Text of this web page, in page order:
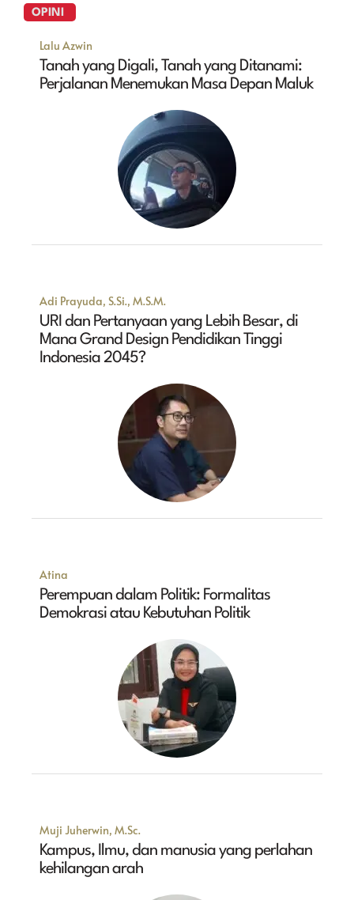
OPINI
Lalu Azwin
Tanah yang Digali, Tanah yang Ditanami:
Perjalanan Menemukan Masa Depan Maluk
Adi Prayuda, S.Si., M.S.M.
URI dan Pertanyaan yang Lebih Besar, di
Mana Grand Design Pendidikan Tinggi
Indonesia 2045?
Atina
Perempuan dalam Politik: Formalitas
Demokrasi atau Kebutuhan Politik
Muji Juherwin, M.Sc.
Kampus, Ilmu, dan manusia yang perlahan
kehilangan arah